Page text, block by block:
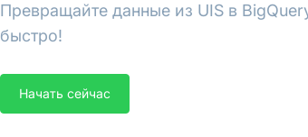
Превращайте данные из UIS в
быстро!
Начать сейчас